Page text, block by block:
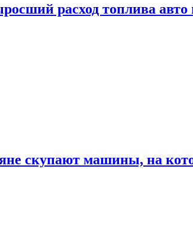
расход топлива авто
скупают машины, на